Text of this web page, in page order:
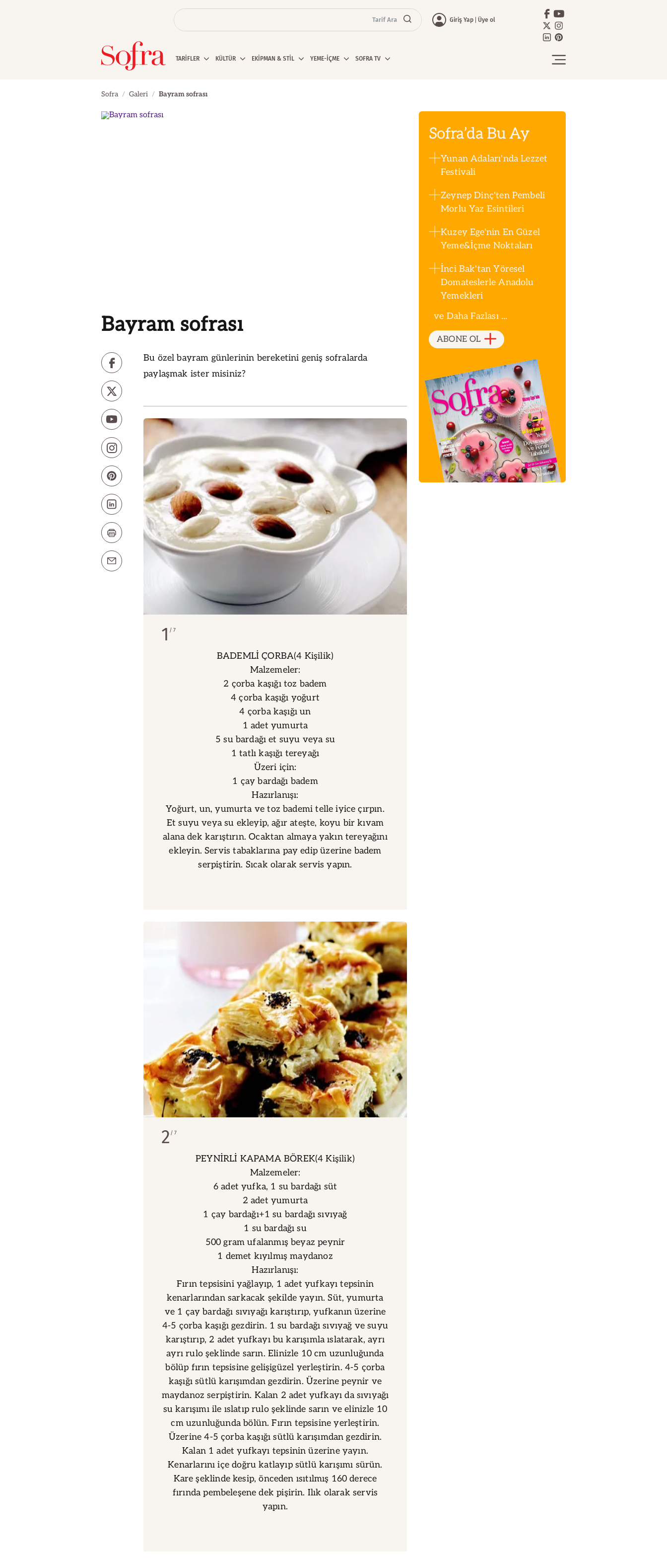
Tarif Ara Giriş Yap Üye ol
TARİFLER KÜLTÜR EKİPMAN & STİL YEME-İÇME SOFRA TV
Sofra Galeri Bayram sofrası
Bayram sofrası
Bu özel bayram günlerinin bereketini geniş sofralarda
paylaşmak ister misiniz?
1 7
BADEMLİ ÇORBA(4 Kişilik)
Malzemeler:
2 çorba kaşığı toz badem
4 çorba kaşığı yoğurt
4 çorba kaşığı un
1 adet yumurta
5 su bardağı et suyu veya su
1 tatlı kaşığı tereyağı
Üzeri için:
1 çay bardağı badem
Hazırlanışı:
Yoğurt, un, yumurta ve toz bademi telle iyice çırpın.
Et suyu veya su ekleyip, ağır ateşte, koyu bir kıvam
alana dek karıştırın. Ocaktan almaya yakın tereyağını
ekleyin. Servis tabaklarına pay edip üzerine badem
serpiştirin. Sıcak olarak servis yapın.
2 7
PEYNİRLİ KAPAMA BÖREK(4 Kişilik)
Malzemeler:
6 adet yufka, 1 su bardağı süt
2 adet yumurta
1 çay bardağı+1 su bardağı sıvıyağ
1 su bardağı su
500 gram ufalanmış beyaz peynir
1 demet kıyılmış maydanoz
Hazırlanışı:
Fırın tepsisini yağlayıp, 1 adet yufkayı tepsinin
kenarlarından sarkacak şekilde yayın. Süt, yumurta
ve 1 çay bardağı sıvıyağı karıştırıp, yufkanın üzerine
4-5 çorba kaşığı gezdirin. 1 su bardağı sıvıyağ ve suyu
karıştırıp, 2 adet yufkayı bu karışımla ıslatarak, ayrı
ayrı rulo şeklinde sarın. Elinizle 10 cm uzunluğunda
bölüp fırın tepsisine gelişigüzel yerleştirin. 4-5 çorba
kaşığı sütlü karışımdan gezdirin. Üzerine peynir ve
maydanoz serpiştirin. Kalan 2 adet yufkayı da sıvıyağı
su karışımı ile ıslatıp rulo şeklinde sarın ve elinizle 10
cm uzunluğunda bölün. Fırın tepsisine yerleştirin.
Üzerine 4-5 çorba kaşığı sütlü karışımdan gezdirin.
Kalan 1 adet yufkayı tepsinin üzerine yayın.
Kenarlarını içe doğru katlayıp sütlü karışımı sürün.
Kare şeklinde kesip, önceden ısıtılmış 160 derece
fırında pembeleşene dek pişirin. Ilık olarak servis
yapın.
Sofra’da Bu Ay
Yunan Adaları'nda Lezzet
Festivali
Zeynep Dinç'ten Pembeli
Morlu Yaz Esintileri
Kuzey Ege'nin En Güzel
Yeme&İçme Noktaları
İnci Bak'tan Yöresel
Domateslerle Anadolu
Yemekleri
ve Daha Fazlası ...
ABONE OL